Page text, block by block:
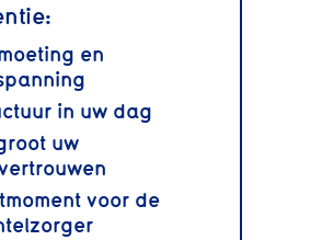
en
in uw dag
uw
voor de